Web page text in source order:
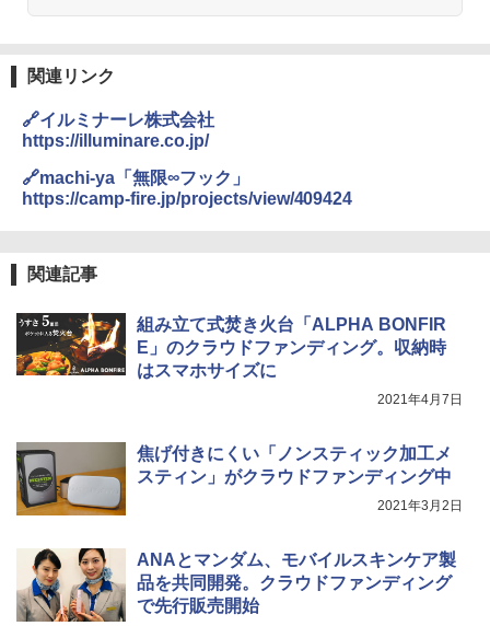
￥2,277
地球の歩き方 スター・ウォーズ
￥2,695
解く (講談社現代新書)
￥1,540
ENDLESS BASE 《めざましテレビで紹介》
テント ワンタッチ RENEW 幅200 2-3人用 43
500002(89147)
￥5,499
ュ(BC仕様) PATC-150B(EB)
￥8,991
X 2人用 3人用 キャンプ アウトドア フェス
収納 コンパクト 簡単設営 カンガルーテント
ソロキャンプ ソロテント
￥6,459
ポインターライト 強力 小型 緑色/赤色/青紫色
電動エアーポンプ SUP用 20PSI 電動ポンプ
ゴムボート 空気入れ 空気抜き 自動停止 過熱
￥7,299
関連リンク
🔗イルミナーレ株式会社
https://illuminare.co.jp/
🔗machi-ya「無限∞フック」
https://camp-fire.jp/projects/view/409424
関連記事
組み立て式焚き火台「ALPHA BONFIR
E」のクラウドファンディング。収納時
はスマホサイズに
2021年4月7日
焦げ付きにくい「ノンスティック加工メ
スティン」がクラウドファンディング中
2021年3月2日
ANAとマンダム、モバイルスキンケア製
品を共同開発。クラウドファンディング
で先行販売開始